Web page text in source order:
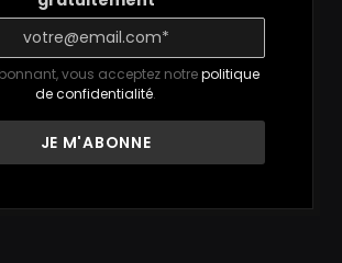
vous acceptez notrepolitique
de confidentialité.